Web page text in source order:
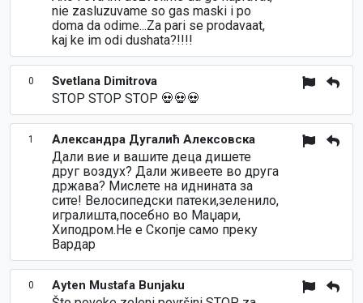
nie zasluzuvame so gas maski i po
doma da odime...Za pari se prodavaat,
kaj ke im odi dushata?!!!!
0 Svetlana Dimitrova
STOP STOP STOP 💀💀💀
1 Александра Дугалић Алексовска
Дали вие и вашите деца дишете
друг воздух? Дали живеете во друга
држава? Мислете на иднината за
сите! Велосипедски патеки,зеленило,
игралишта,посебно во Маџари,
Хиподром.Не е Скопје само преку
Вардар
0 Ayten Mustafa Bunjaku